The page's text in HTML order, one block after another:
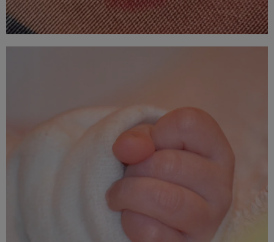
felices del mundo desde hace ya algunos meses, y os
debemos una buena parte de ello.
Marc fue un gran prematuro (24 semanas!) pero esta ya
totalmente en forma y en casa. No sabría encontrar las
palabras para expresaros mi gratitud.
De corazón, gracias a todos,